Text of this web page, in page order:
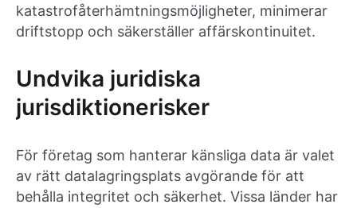
katastrofåterhämtningsmöjligheter, minimerar
driftstopp och säkerställer affärskontinuitet.
Undvika juridiska
jurisdiktionerisker
För företag som hanterar känsliga data är valet
av rätt datalagringsplats avgörande för att
behålla integritet och säkerhet. Vissa länder har